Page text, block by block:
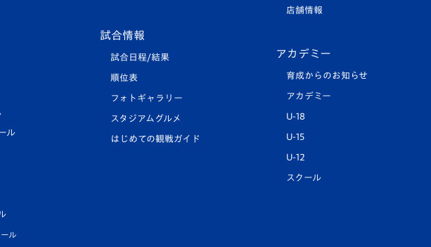
ル
ル
試合情報
試合日程/結果
順位表
フォトギャラリー
スタジアムグルメ
はじめての観戦ガイド
店舗情報
アカデミー
育成からのお知らせ
アカデミー
U-18
U-15
U-12
スクール